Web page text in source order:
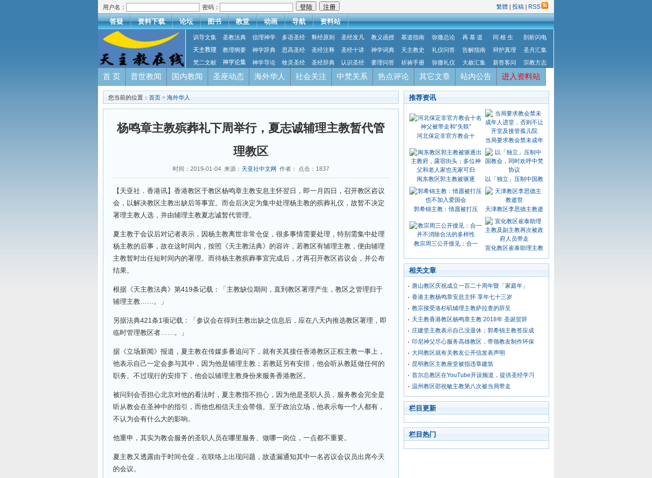
用户名： 密码： 繁體 投稿 RSS
答疑 资料下载 论坛 图书 教堂 动画 导航 资料站
训导文集 圣教法典 信理神学 多语圣经 释经原则 圣经发凡 教义函授 慕道指南 弥撒总论 再 慕 道 同 根 生
剖析闪电
天主教理
教理纲要 神学辞典 思高圣经 圣经注释 圣经十讲 神学词典 天主教史 礼仪问答 告解指南 辩护真理
圣月汇集
梵二文献
神学论集 神学导论 牧灵圣经 圣经辞典 认识圣经 要理问答 祈祷手册 弥撒礼仪 大赦汇集 新答客问 宗教方志
首 页 普世教闻 国内教闻 圣座动态 海外华人 社会关注 中梵关系 热点评论 其它文章 站内公告 进入资料站
您当前的位置： 首页 > 海外华人
杨鸣章主教殡葬礼下周举行，夏志诚辅理主教暂代管
理教区
时间：2019-01-04 来源： 天亚社中文网 作者： 点击： 1837
【天亚社．香港讯】香港教区于教区杨鸣章主教安息主怀翌日，即一月四日，召开教区咨议
会，以解决教区主教出缺后等事宜。而会后决定为集中处理杨主教的殡葬礼仪，故暂不决定
署理主教人选，并由辅理主教夏志诚暂代管理。
夏主教于会议后对记者表示，因杨主教离世非常仓促，很多事情需要处理，特别需集中处理
杨主教的后事，故在这时间内，按照《天主教法典》的容许，若教区有辅理主教，便由辅理
主教暂时出任短时间内的署理。而待杨主教殡葬事宜完成后，才再召开教区咨议会，并公布
结果。
根据《天主教法典》第419条记载：「主教缺位期间，直到教区署理产生，教区之管理归于
辅理主教……。」
另据法典421条1项记载：「参议会在得到主教出缺之信息后，应在八天内推选教区署理，即
临时管理教区者……。」
据《立场新闻》报道，夏主教在传媒多番追问下，就有关其接任香港教区正权主教一事上，
他表示自己一定会参与其中，因为他是辅理主教；若教廷另有安排，他会听从教廷做任何的
职务。不过现行的安排下，他会以辅理主教身份来服务香港教区。
被问到会否担心北京对他的看法时，夏主教指不担心，因为他是圣职人员，服务教会完全是
听从教会在圣神中的指引，而他也相信天主会带领。至于政治立场，他表示每一个人都有，
不认为会有什么大的影响。
他重申，其实为教会服务的圣职人员在哪里服务、做哪一岗位，一点都不重要。
夏主教又透露由于时间仓促，在联络上出现问题，故遗漏通知其中一名咨议会议员出席今天
的会议。
推荐资讯
河北保定非官方教会十
当局要求教会禁未成年
闽东教区郭主教被驱逐 以「独立」压制中国教
郭希锦主教：情愿被打压 天津教区李思德主教逝
教宗周三公开接见：合一
宣化教区崔泰助理主教
相关文章
唐山教区庆祝成立一百二十周年暨「家庭年」
香港主教杨鸣章安息主怀 享年七十三岁
教宗接受洛杉矶辅理主教萨拉查的辞呈
天主教香港教区杨鸣章主教 2018年 圣诞贺辞
庄建坚主教表示自己没退休；郭希锦主教答应成
印尼神父尽心服务高雄教区，带领教友制作环保
大同教区就有关教友公开信发表声明
昆明教区主教座堂被指违章建筑
首尔总教区在YouTube开设频道，提供圣经学习
温州教区邵祝敏主教第八次被当局带走
栏目更新
栏目热门